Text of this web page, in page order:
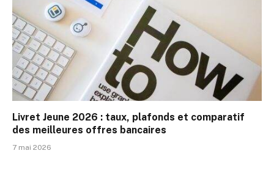
Livret Jeune 2026 : taux, plafonds et comparatif
des meilleures offres bancaires
7 mai 2026